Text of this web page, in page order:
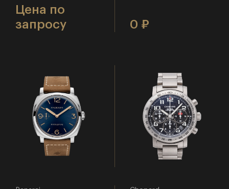
Цена по
запросу
0